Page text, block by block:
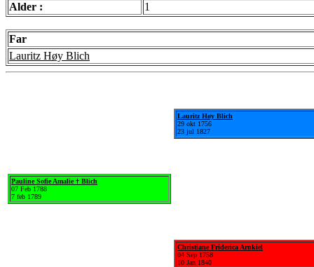
Alder : 1
Far
Lauritz Høy Blich
Pauline Sofie Amalie † Blich
07 Feb 1788
7 feb 1789
Lauritz Høy Blich
29 okt 1756
23 jul 1827
Christiane Friderica Arnkiel
04 Sep 1758
10 Jan 1840